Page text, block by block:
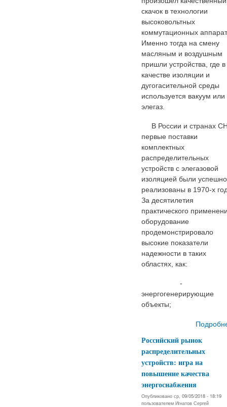
скачок в технологии
высоковольтных
коммутационных
Именно тогда на смену
масляным и воздушным
пришли устройства, где в
качестве изоляции и
дугогасительной среды
используется вакуум или
элегаз.
В России и странах
первые поставки
комплектных
распределительных
устройств с элегазовой
изоляцией были успешно
реализованы в 1970-х
За десятилетия
практического
оборудование
продемонстрировало
высокие показатели
надежности в таких
областях, как:
-
энергогенерирующие
объекты;
Российский рынок
распределительных
устройств: игра на
повышение качества
энергоснабжения
Опубликовано ср, 09/05/2018 - 18:19
пользователем Игнатов Сергей